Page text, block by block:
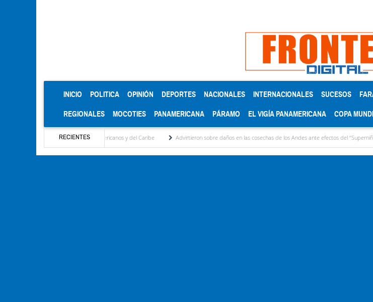
INICIO (CURRENT)
POLITICA OPINIÓN DEPORTES NACIONALES INTERNACIONALES SUCESOS
REGIONALES MOCOTIES PANAMERICANA PÁRAMO EL VIGÍA PANAMERICANA COPA
RECIENTES
los Juegos Centroamericanos y del Caribe Advirtieron sobre daños en las cosechas de los Andes ante efectos del ‘‘Superniño’’ FVF